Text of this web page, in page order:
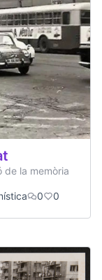
de la memòria
0 0